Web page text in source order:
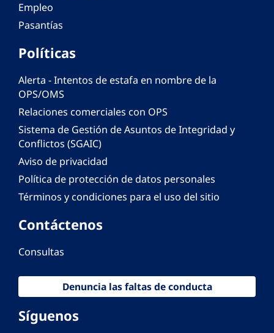
Empleo
Pasantías
Políticas
Alerta - Intentos de estafa en nombre de la
OPS/OMS
Relaciones comerciales con OPS
Sistema de Gestión de Asuntos de Integridad y
Conflictos (SGAIC)
Aviso de privacidad
Política de protección de datos personales
Términos y condiciones para el uso del sitio
Contáctenos
Consultas
Denuncia las faltas de conducta
Síguenos